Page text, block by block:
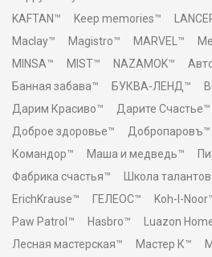
KAFTAN™
Keep memories™
Maclay™
Magistro™ MARVEL™
MINSA™
MIST™ NAZAMOK™
Банная забава™
БУКВА-ЛЕНД™
Дарим Красиво™
Дарите Счастье™
Доброе здоровье™
Добропаровъ™
Командор™
Маша и медведь™
Фабрика счастья™
Школа
ErichKrause™
ГЕЛЕОС™ Koh-I-
Paw Patrol™
Hasbro™ Luazon
Лесная мастерская™
Мастер К™